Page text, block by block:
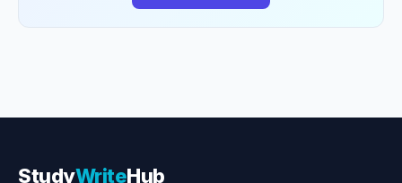
StudyWriteHub